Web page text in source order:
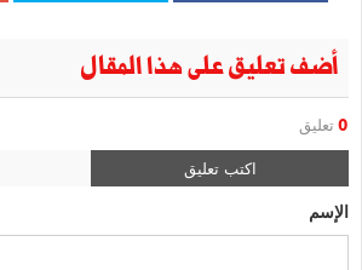
أضف تعليق على هذا المقال
0 تعليق
اكتب تعليق
الإسم